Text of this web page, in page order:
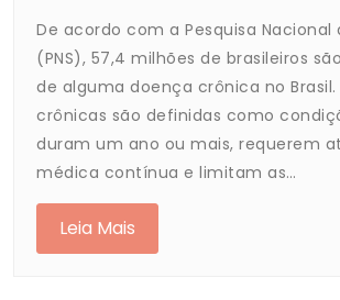
De acordo com a Pesquisa Nacional
(PNS), 57,4 milhões de brasileiros
de alguma doença crônica no Brasil.
crônicas são definidas como
duram um ano ou mais, requerem
médica contínua e limitam as…
Leia Mais